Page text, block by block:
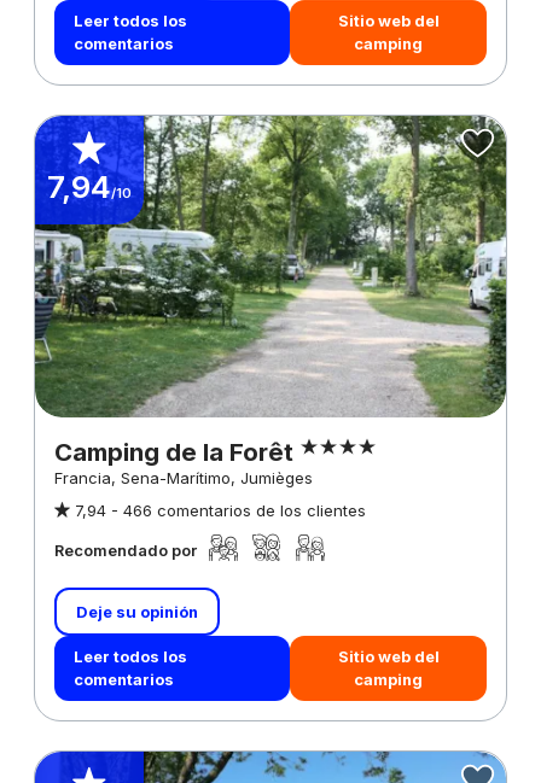
Leer todos los
comentarios
Sitio web del
camping
7,94/10
Camping de la Forêt
Francia, Sena-Marítimo, Jumièges
7,94 - 466 comentarios de los clientes
Recomendado por
Deje su opinión
Leer todos los
comentarios
Sitio web del
camping